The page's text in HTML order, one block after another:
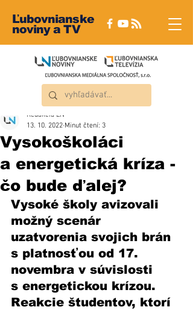
Ľubovnianske
noviny a TV
Vysokoškoláci
a energetická kríza -
čo bude ďalej?
Redakcia ĽN
13. 10. 2022 Minut čtení: 3
Vysoké školy avizovali
možný scenár
uzatvorenia svojich brán
s platnosťou od 17.
novembra v súvislosti
s energetickou krízou.
Reakcie študentov, ktorí